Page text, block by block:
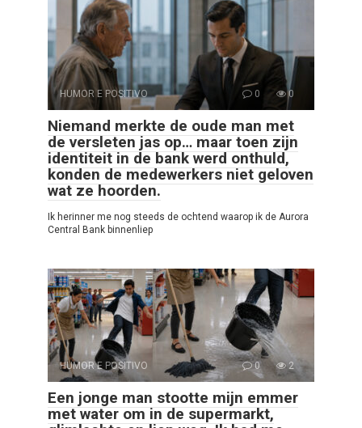
HUMOR E POSITIVO 0 0
Niemand merkte de oude man met
de versleten jas op… maar toen zijn
identiteit in de bank werd onthuld,
konden de medewerkers niet geloven
wat ze hoorden.
Ik herinner me nog steeds de ochtend waarop ik de Aurora
Central Bank binnenliep
HUMOR E POSITIVO 0 2
Een jonge man stootte mijn emmer
met water om in de supermarkt,